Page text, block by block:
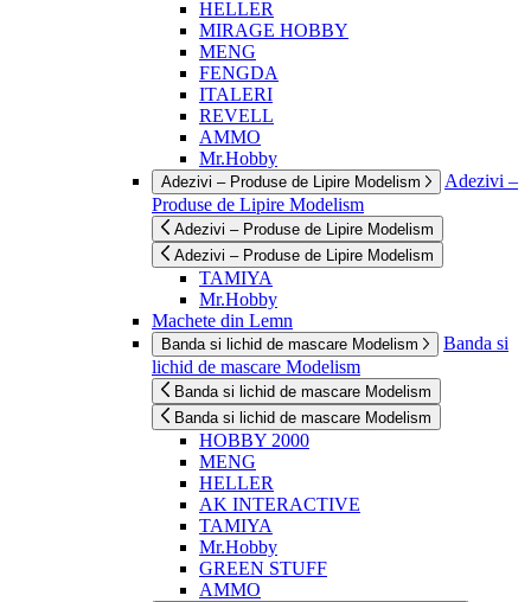
HELLER
MIRAGE HOBBY
MENG
FENGDA
ITALERI
REVELL
AMMO
Mr.Hobby
Adezivi – Produse de Lipire Modelism
Adezivi –
Produse de Lipire Modelism
Adezivi – Produse de Lipire Modelism
Adezivi – Produse de Lipire Modelism
TAMIYA
Mr.Hobby
Machete din Lemn
Banda si lichid de mascare Modelism
Banda si
lichid de mascare Modelism
Banda si lichid de mascare Modelism
Banda si lichid de mascare Modelism
HOBBY 2000
MENG
HELLER
AK INTERACTIVE
TAMIYA
Mr.Hobby
GREEN STUFF
AMMO